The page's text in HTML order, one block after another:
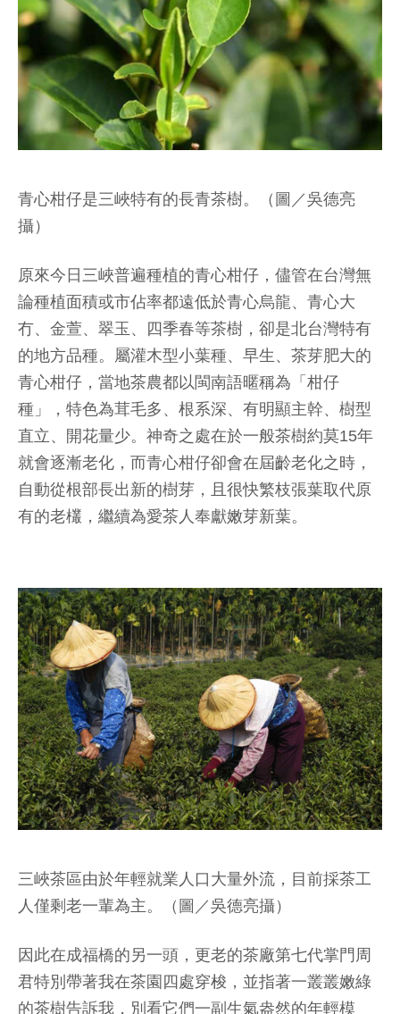
青心柑仔是三峽特有的長青茶樹。（圖／吳德亮
攝）
原來今日三峽普遍種植的青心柑仔，儘管在台灣無
論種植面積或市佔率都遠低於青心烏龍、青心大
冇、金萱、翠玉、四季春等茶樹，卻是北台灣特有
的地方品種。屬灌木型小葉種、早生、茶芽肥大的
青心柑仔，當地茶農都以閩南語暱稱為「柑仔
種」，特色為茸毛多、根系深、有明顯主幹、樹型
直立、開花量少。神奇之處在於一般茶樹約莫15年
就會逐漸老化，而青心柑仔卻會在屆齡老化之時，
自動從根部長出新的樹芽，且很快繁枝張葉取代原
有的老欉，繼續為愛茶人奉獻嫩芽新葉。
三峽茶區由於年輕就業人口大量外流，目前採茶工
人僅剩老一輩為主。（圖／吳德亮攝）
因此在成福橋的另一頭，更老的茶廠第七代掌門周
君特別帶著我在茶園四處穿梭，並指著一叢叢嫩綠
的茶樹告訴我，別看它們一副生氣盎然的年輕模